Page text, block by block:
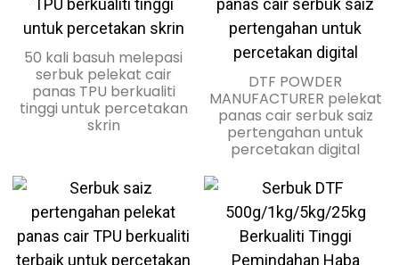
50 kali basuh melepasi
serbuk pelekat cair
panas TPU berkualiti
tinggi untuk percetakan
skrin
DTF POWDER
MANUFACTURER pelekat
panas cair serbuk saiz
pertengahan untuk
percetakan digital
Bila-bila masa kupas
filem DTF
pengilang percetakan
Premium 30sm 33sm
40sm & 60sm DTF Kupas
Panas Filem Kertas PET
Gulungan Reflektif
Pemindahan Suhu Tinggi
Filem silikon berkualiti
tinggi mengeluarkan
pemindahan haba filem
Filem Pelepasan Kulit
Sejuk & Panas Untuk
Pengeluar Percetakan
Skrin Dan Offset
Butiran Gam Cair Panas
Untuk Tekstil
Jualan Terbaik Butiran
Gam Panas Panas Untuk
Jualan Terbaik Butiran
Gam Panas Panas Untuk
Tekstil
Untuk Fabrik